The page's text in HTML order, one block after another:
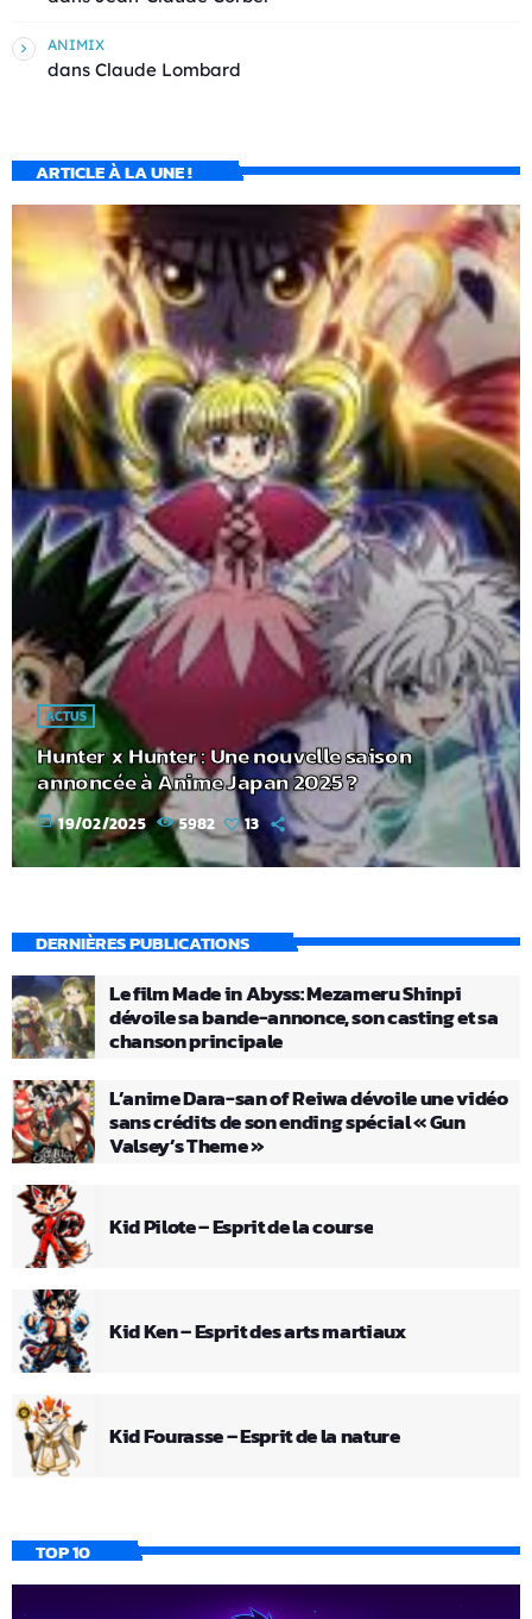
ANIMIX
dans Claude Lombard
ARTICLE À LA UNE !
ACTUS
Hunter x Hunter : Une nouvelle saison
annoncée à Anime Japan 2025 ?
today 19/02/2025 5982 13
DERNIÈRES PUBLICATIONS
Le film Made in Abyss: Mezameru Shinpi
dévoile sa bande-annonce, son casting et sa
chanson principale
L’anime Dara-san of Reiwa dévoile une vidéo
sans crédits de son ending spécial « Gun
Valsey’s Theme »
Kid Pilote – Esprit de la course
Kid Ken – Esprit des arts martiaux
Kid Fourasse – Esprit de la nature
TOP 10